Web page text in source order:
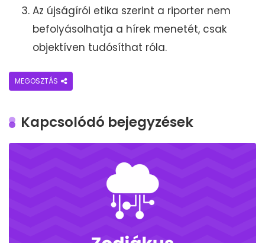
Az újságírói etika szerint a riporter nem
befolyásolhatja a hírek menetét, csak
objektíven tudósíthat róla.
MEGOSZTÁS
Kapcsolódó bejegyzések